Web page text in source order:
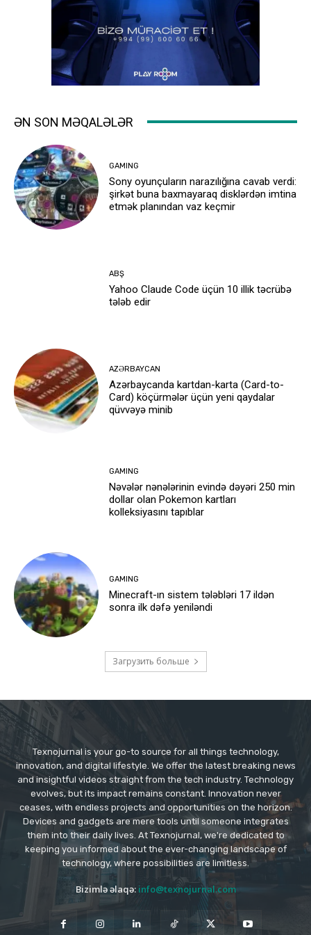
ƏN SON MƏQALƏLƏR
GAMING
Sony oyunçuların narazılığına cavab verdi:
şirkət buna baxmayaraq disklərdən imtina
etmək planından vaz keçmir
ABŞ
Yahoo Claude Code üçün 10 illik təcrübə
tələb edir
AZƏRBAYCAN
Azərbaycanda kartdan-karta (Card-to-
Card) köçürmələr üçün yeni qaydalar
qüvvəyə minib
GAMING
Nəvələr nənələrinin evində dəyəri 250 min
dollar olan Pokemon kartları
kolleksiyasını tapıblar
GAMING
Minecraft-ın sistem tələbləri 17 ildən
sonra ilk dəfə yeniləndi
Загрузить больше
Texnojurnal is your go-to source for all things technology,
innovation, and digital lifestyle. We offer the latest breaking news
and insightful videos straight from the tech industry. Technology
evolves, but its impact remains constant. Innovation never
ceases, with endless projects and opportunities on the horizon.
Devices and gadgets are mere tools until someone integrates
them into their daily lives. At Texnojurnal, we're dedicated to
keeping you informed about the ever-changing landscape of
technology, where possibilities are limitless.
Bizimlə əlaqə: info@texnojurnal.com